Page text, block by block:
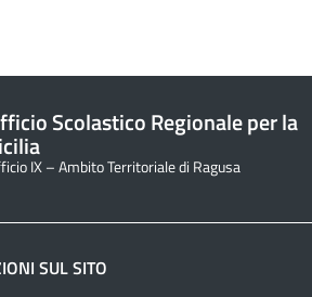
Scolastico Regionale per la
IX – Ambito Territoriale di Ragusa
SUL SITO